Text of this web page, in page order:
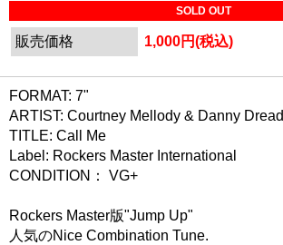
SOLD OUT
販売価格 1,000円(税込)
FORMAT: 7"
ARTIST: Courtney Mellody & Danny Dread
TITLE: Call Me
Label: Rockers Master International
CONDITION： VG+
Rockers Master版"Jump Up"
人気のNice Combination Tune.